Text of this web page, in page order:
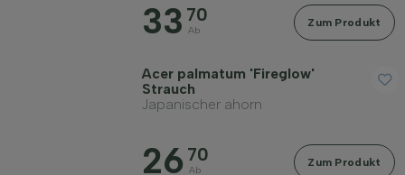
33 70
Ab
Zum Produkt
Acer palmatum 'Fireglow'
Strauch
Japanischer ahorn
26 70
Ab
Zum Produkt